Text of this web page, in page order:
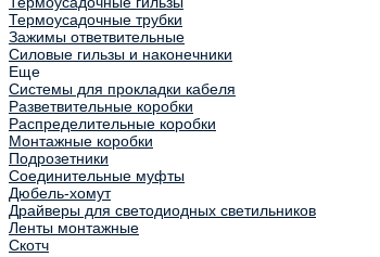
Термоусадочные трубки
Зажимы ответвительные
Силовые гильзы и наконечники
Еще
Системы для прокладки кабеля
Разветвительные коробки
Распределительные коробки
Монтажные коробки
Подрозетники
Соединительные муфты
Дюбель-хомут
Драйверы для светодиодных светильников
Ленты монтажные
Скотч